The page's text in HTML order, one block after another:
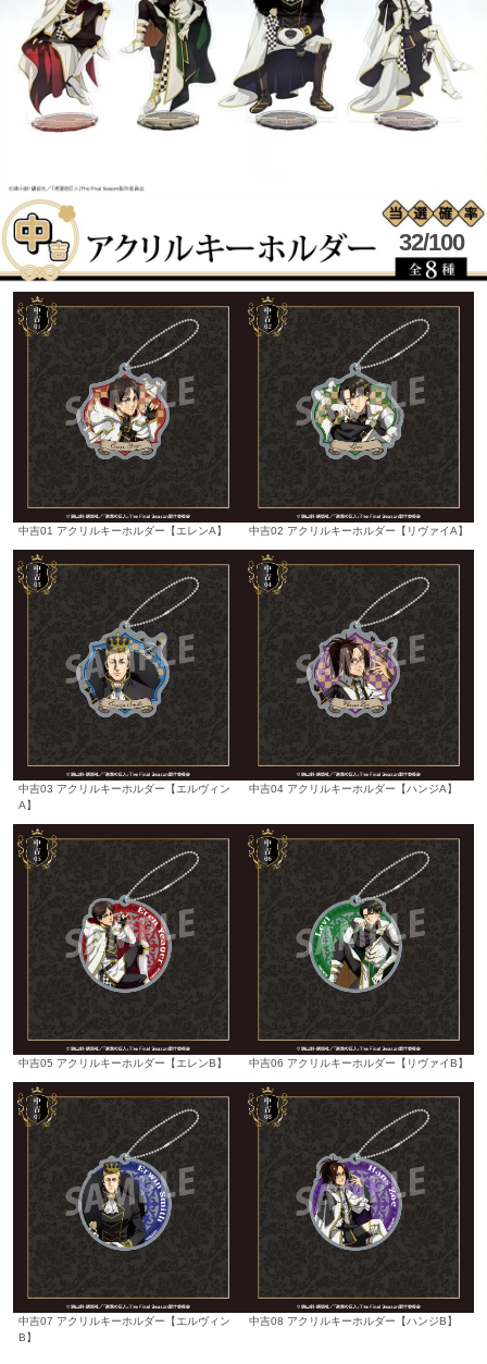
32/100
中吉01 アクリルキーホルダー【エレンA】 中吉02 アクリルキーホルダー【リヴァイA】
中吉03 アクリルキーホルダー【エルヴィン
A】
中吉04 アクリルキーホルダー【ハンジA】
中吉05 アクリルキーホルダー【エレンB】 中吉06 アクリルキーホルダー【リヴァイB】
中吉07 アクリルキーホルダー【エルヴィン
B】
中吉08 アクリルキーホルダー【ハンジB】